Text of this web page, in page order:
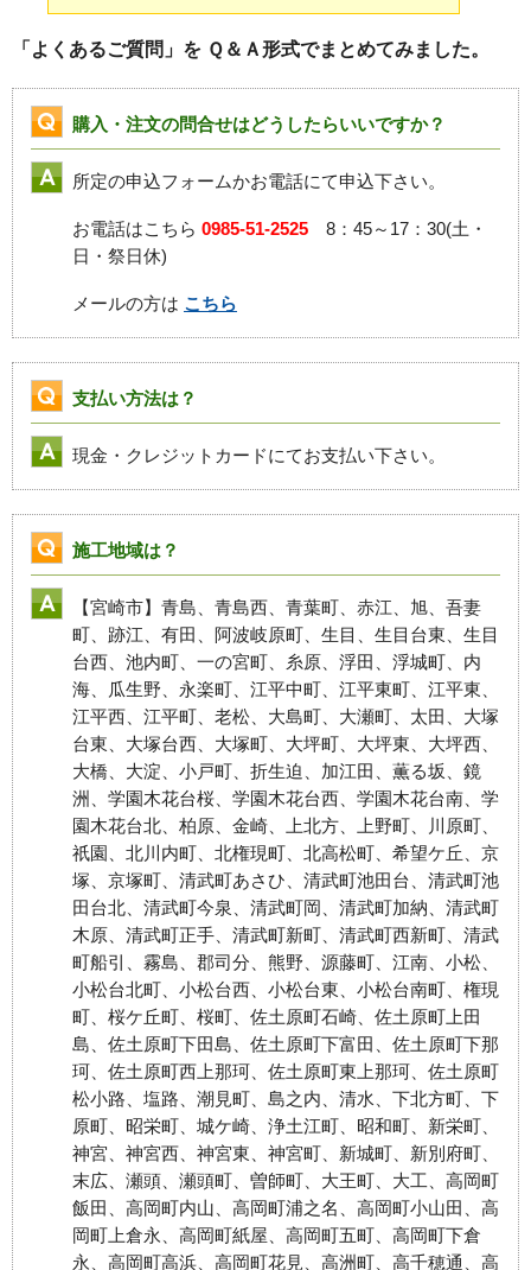
「よくあるご質問」を Ｑ＆Ａ形式でまとめてみました。
購入・注文の問合せはどうしたらいいですか？
所定の申込フォームかお電話にて申込下さい。
お電話はこちら 0985-51-2525 8：45～17：30(土・
日・祭日休)
メールの方は こちら
支払い方法は？
現金・クレジットカードにてお支払い下さい。
施工地域は？
【宮崎市】青島、青島西、青葉町、赤江、旭、吾妻
町、跡江、有田、阿波岐原町、生目、生目台東、生目
台西、池内町、一の宮町、糸原、浮田、浮城町、内
海、瓜生野、永楽町、江平中町、江平東町、江平東、
江平西、江平町、老松、大島町、大瀬町、太田、大塚
台東、大塚台西、大塚町、大坪町、大坪東、大坪西、
大橋、大淀、小戸町、折生迫、加江田、薫る坂、鏡
洲、学園木花台桜、学園木花台西、学園木花台南、学
園木花台北、柏原、金崎、上北方、上野町、川原町、
祇園、北川内町、北権現町、北高松町、希望ケ丘、京
塚、京塚町、清武町あさひ、清武町池田台、清武町池
田台北、清武町今泉、清武町岡、清武町加納、清武町
木原、清武町正手、清武町新町、清武町西新町、清武
町船引、霧島、郡司分、熊野、源藤町、江南、小松、
小松台北町、小松台西、小松台東、小松台南町、権現
町、桜ケ丘町、桜町、佐土原町石崎、佐土原町上田
島、佐土原町下田島、佐土原町下富田、佐土原町下那
珂、佐土原町西上那珂、佐土原町東上那珂、佐土原町
松小路、塩路、潮見町、島之内、清水、下北方町、下
原町、昭栄町、城ケ崎、浄土江町、昭和町、新栄町、
神宮、神宮西、神宮東、神宮町、新城町、新別府町、
末広、瀬頭、瀬頭町、曽師町、大王町、大工、高岡町
飯田、高岡町内山、高岡町浦之名、高岡町小山田、高
岡町上倉永、高岡町紙屋、高岡町五町、高岡町下倉
永、高岡町高浜、高岡町花見、高洲町、高千穂通、高